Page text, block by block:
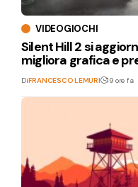
VIDEOGIOCHI
Silent Hill 2 si
migliora grafica e
DiFRANCESCO LEMURI 19 ore fa